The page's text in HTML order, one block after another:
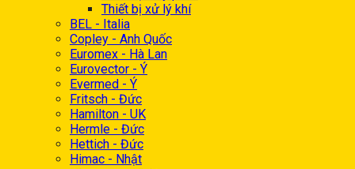
Thiết bị xử lý khí
BEL - Italia
Copley - Anh Quốc
Euromex - Hà Lan
Eurovector - Ý
Evermed - Ý
Fritsch - Đức
Hamilton - UK
Hermle - Đức
Hettich - Đức
Himac - Nhật